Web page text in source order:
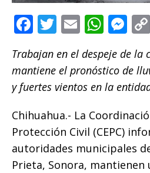
F
c
e
b
o
o
k
T
it
te
r
E
m
ai
l
W
at
s
A
p
p
M
e
ss
e
n
g
e
r
Trabajan en el despeje de la
mantiene el pronóstico de
y fuertes vientos en la
Chihuahua.- La
Protección Civil (CEPC)
autoridades municipales
Prieta, Sonora, mantienen